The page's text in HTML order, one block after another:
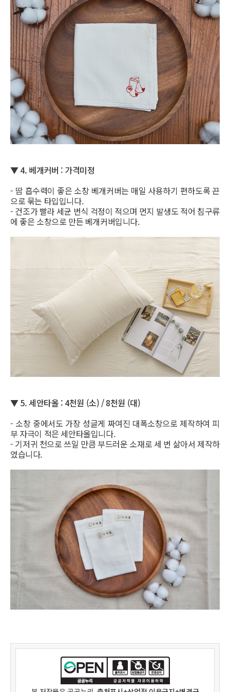
▼4. 베개커버 : 가격미정
- 땀 흡수력이 좋은 소창 베개커버는 매일 사용하기 편하도록 끈
으로 묶는 타입입니다.
- 건조가 빨라 세균 번식 걱정이 적으며 먼지 발생도 적어 침구류
에 좋은 소창으로 만든 베개커버입니다.
▼5. 세안타올 : 4천원 (소) / 8천원 (대)
- 소창 중에서도 가장 성글게 짜여진 대폭소창으로 제작하여 피
부 자극이 적은 세안타올입니다.
- 기저귀 천으로 쓰일 만큼 부드러운 소재로 세 번 삶아서 제작하
였습니다.